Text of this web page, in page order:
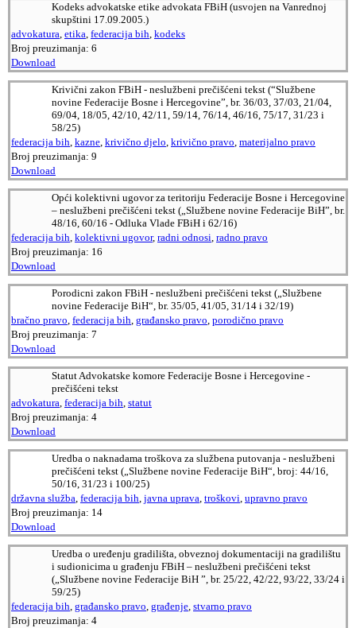
Kodeks advokatske etike advokata FBiH (usvojen na Vanrednoj
skupštini 17.09.2005.)
advokatura, etika, federacija bih, kodeks
Broj preuzimanja: 6
Download
Krivični zakon FBiH - neslužbeni prečišćeni tekst (“Službene
novine Federacije Bosne i Hercegovine”, br. 36/03, 37/03, 21/04,
69/04, 18/05, 42/10, 42/11, 59/14, 76/14, 46/16, 75/17, 31/23 i
58/25)
federacija bih, kazne, krivično djelo, krivično pravo, materijalno pravo
Broj preuzimanja: 9
Download
Opći kolektivni ugovor za teritoriju Federacije Bosne i Hercegovine
– neslužbeni prečišćeni tekst („Službene novine Federacije BiH”, br.
48/16, 60/16 - Odluka Vlade FBiH i 62/16)
federacija bih, kolektivni ugovor, radni odnosi, radno pravo
Broj preuzimanja: 16
Download
Porodicni zakon FBiH - neslužbeni prečišćeni tekst („Službene
novine Federacije BiH“, br. 35/05, 41/05, 31/14 i 32/19)
bračno pravo, federacija bih, građansko pravo, porodično pravo
Broj preuzimanja: 7
Download
Statut Advokatske komore Federacije Bosne i Hercegovine -
prečišćeni tekst
advokatura, federacija bih, statut
Broj preuzimanja: 4
Download
Uredba o naknadama troškova za službena putovanja - neslužbeni
prečišćeni tekst („Službene novine Federacije BiH“, broj: 44/16,
50/16, 31/23 i 100/25)
državna služba, federacija bih, javna uprava, troškovi, upravno pravo
Broj preuzimanja: 14
Download
Uredba o uređenju gradilišta, obveznoj dokumentaciji na gradilištu
i sudionicima u građenju FBiH – neslužbeni prečišćeni tekst
(„Službene novine Federacije BiH ”, br. 25/22, 42/22, 93/22, 33/24 i
59/25)
federacija bih, građansko pravo, građenje, stvarno pravo
Broj preuzimanja: 4